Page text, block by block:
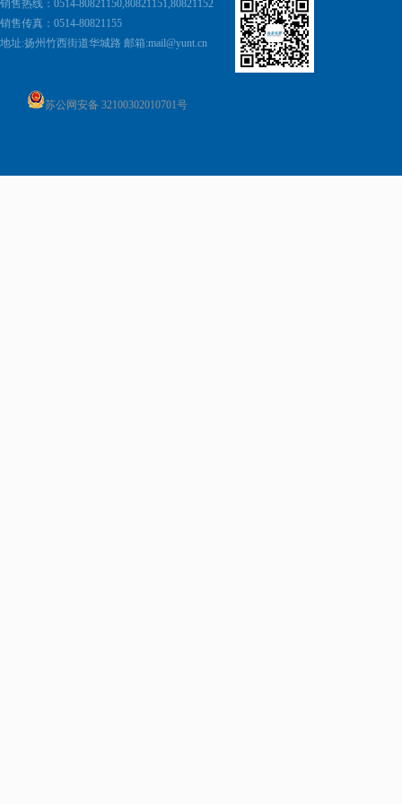
销售热线：0514-80821150,80821151,80821152
销售传真：0514-80821155
地址:扬州竹西街道华城路 邮箱:mail@yunt.cn
苏公网安备 32100302010701号